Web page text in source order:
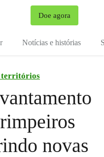
Doe agora
Notícias e histórias
territórios
novas